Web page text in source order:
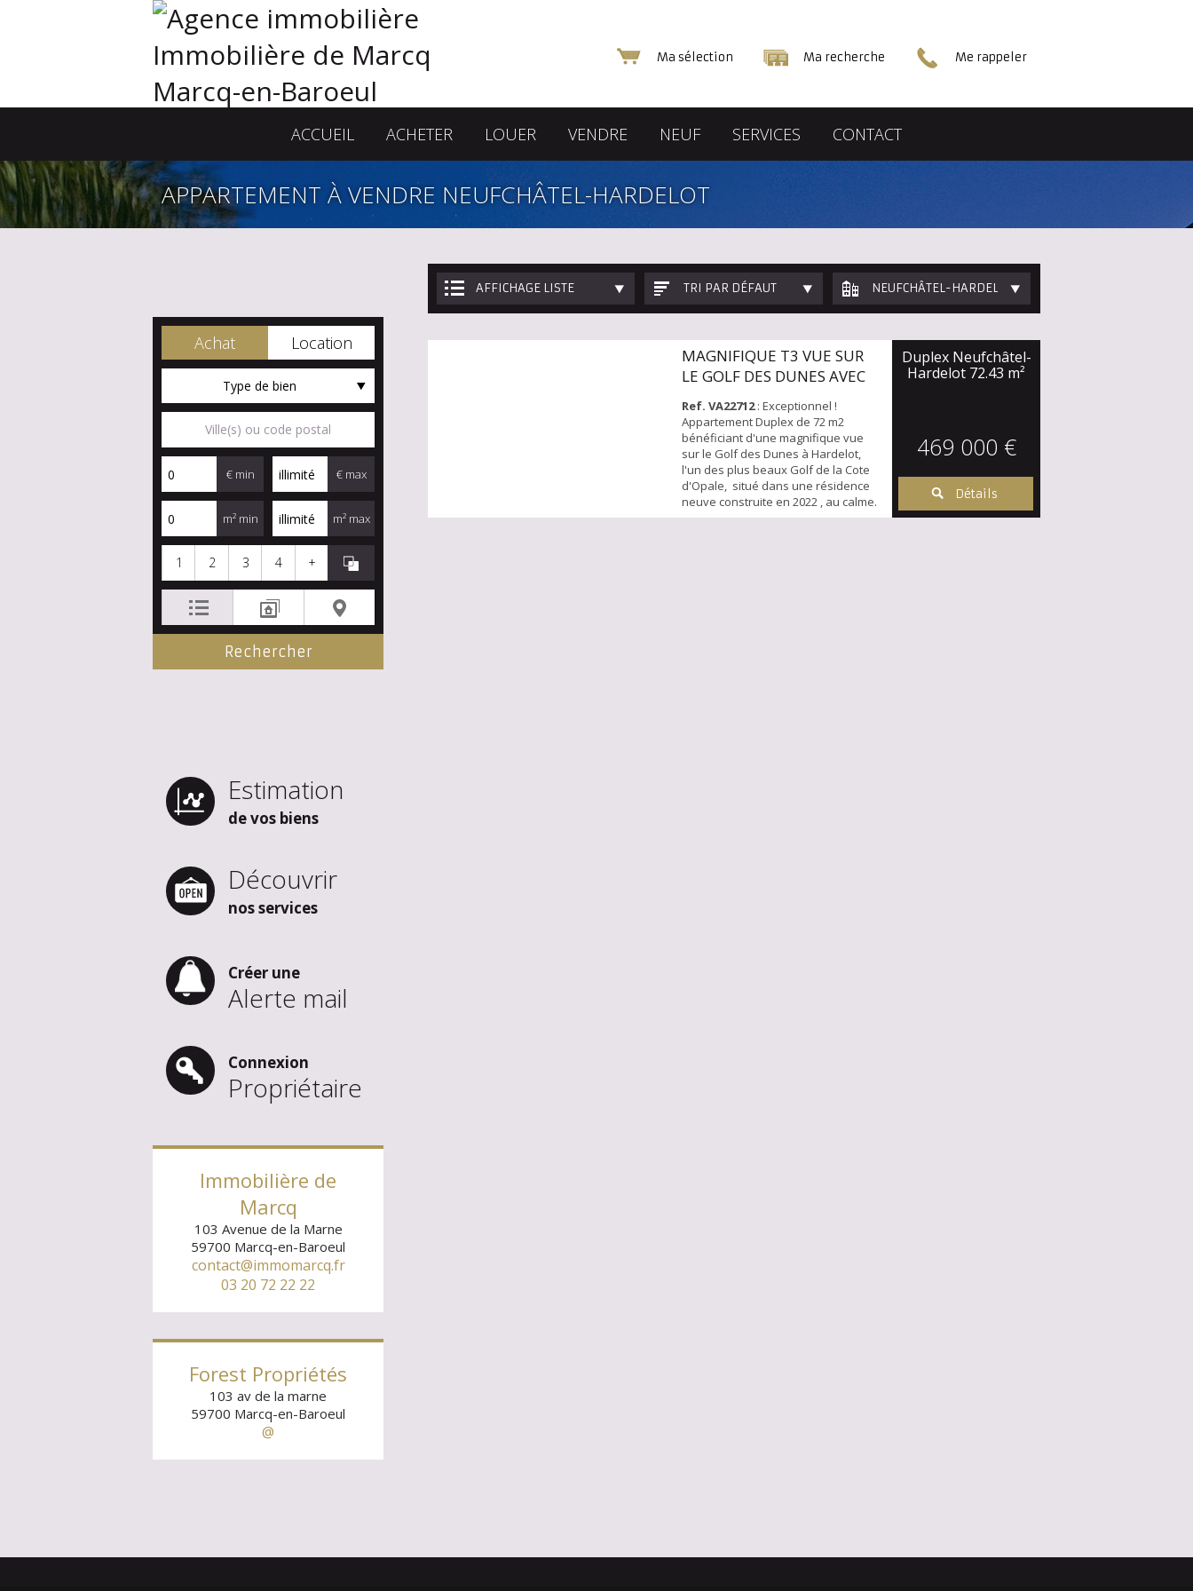
Me rappeler
Ma recherche
Ma sélection
ACCUEIL ACHETER LOUER VENDRE NEUF SERVICES CONTACT
APPARTEMENT À VENDRE NEUFCHÂTEL-HARDELOT
Achat Location
Type de bien
€ min € max
m² min m² max
1 2 3 4 +
Estimation
de vos biens
Découvrir
nos services
Créer une
Alerte mail
Connexion
Propriétaire
Immobilière de
Marcq
103 Avenue de la Marne
59700 Marcq-en-Baroeul
contact@immomarcq.fr
03 20 72 22 22
Forest Propriétés
103 av de la marne
59700 Marcq-en-Baroeul
@
AFFICHAGE LISTE TRI PAR DÉFAUT NEUFCHÂTEL-HARDELOT
MAGNIFIQUE T3 VUE SUR
LE GOLF DES DUNES AVEC
GARAGE ET ...
Ref. VA22712: Exceptionnel !
Appartement Duplex de 72 m2
bénéficiant d'une magnifique vue
sur le Golf des Dunes à Hardelot,
l'un des plus beaux Golf de la Cote
d'Opale, situé dans une résidence
neuve construite en 2022 , au calme.
Vous serez séduit par sa luminosité
Duplex Neufchâtel-
Hardelot 72.43 m²
469 000 €
Détails